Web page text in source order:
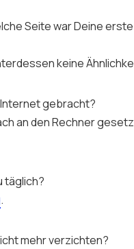
Seite war Deine
keine
Internet gebracht?
an den Rechner
täglich?
.
mehr verzichten?